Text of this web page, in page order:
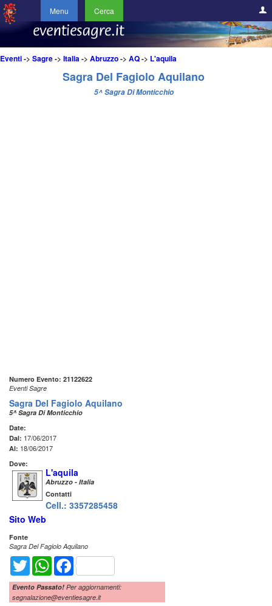
Menu Cerca
Eventi-> Sagre-> Italia-> Abruzzo-> AQ-> L'aquila
Sagra Del Fagiolo Aquilano
5^ Sagra Di Monticchio
Numero Evento: 21122622
Eventi Sagre
Sagra Del Fagiolo Aquilano
5^ Sagra Di Monticchio
Date:
Dal: 17/06/2017
Al: 18/06/2017
Dove:
L'aquila
Abruzzo - Italia
Contatti
Cell.: 3357285458
Sito Web
Fonte
Sagra Del Fagiolo Aquilano
Twitter WhatsAppFacebook
Evento Passato! Per aggiornamenti:
segnalazione@eventiesagre.it